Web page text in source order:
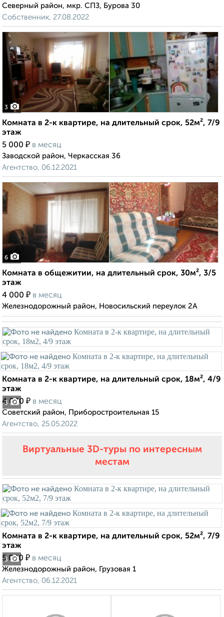
Северный район, мкр. СПЗ, Бурова 30
Собственник, 27.08.2022
3
Комната в 2-к квартире, на длительный срок, 52м², 7/9
этаж
5 000 ₽ в месяц
Заводской район, Черкасская 36
Агентство, 06.12.2021
6
Комната в общежитии, на длительный срок, 30м², 3/5
этаж
4 000 ₽ в месяц
Железнодорожный район, Новосильский переулок 2А
3
Комната в 2-к квартире, на длительный срок, 18м², 4/9
этаж
4 000 ₽ в месяц
Советский район, Приборостроительная 15
Агентство, 25.05.2022
Виртуальные 3D-туры по интересным
местам
3
Комната в 2-к квартире, на длительный срок, 52м², 7/9
этаж
5 000 ₽ в месяц
Железнодорожный район, Грузовая 1
Агентство, 06.12.2021